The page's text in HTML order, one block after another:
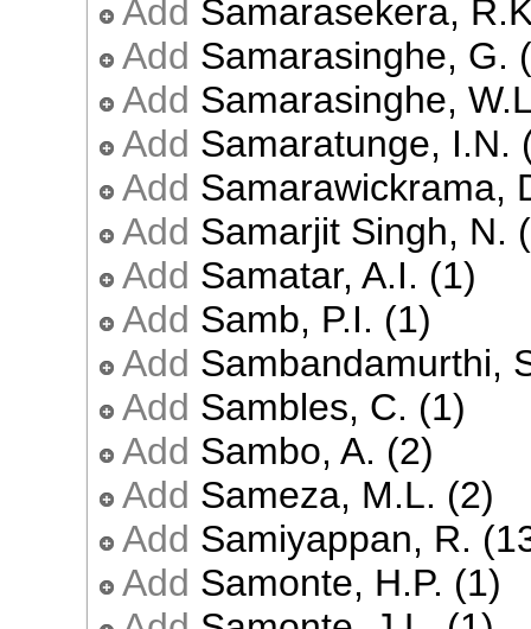
Add Samarasekera,
Add Samarasinghe, G.
Add Samarasinghe,
Add Samaratunge, I.N.
Add Samarawickrama,
Add Samarjit Singh, N.
Add Samatar, A.I. (1)
Add Samb, P.I. (1)
Add Sambandamurthi,
Add Sambles, C. (1)
Add Sambo, A. (2)
Add Sameza, M.L. (2)
Add Samiyappan, R.
Add Samonte, H.P. (1)